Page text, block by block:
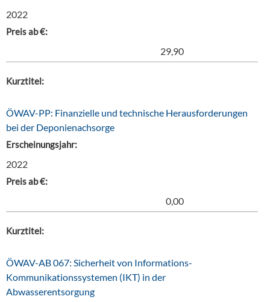
2022
Preis ab €:
29,90
Kurztitel:
ÖWAV-PP: Finanzielle und technische Herausforderungen
bei der Deponienachsorge
Erscheinungsjahr:
2022
Preis ab €:
0,00
Kurztitel:
ÖWAV-AB 067: Sicherheit von Informations-
Kommunikationssystemen (IKT) in der
Abwasserentsorgung